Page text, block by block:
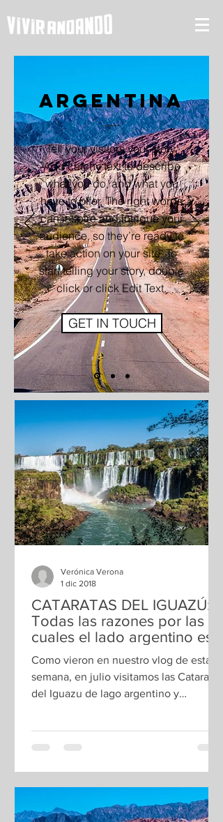
Argentina
Tell your visitors your story.
Add catchy text to describe
what you do, and what you
have to offer. The right words
can inspire and intrigue your
audience, so they’re ready to
take action on your site. To
start telling your story, double
click or click Edit Text.
GET IN TOUCH
CATARATAS DEL IGUAZÚ:
Todas las razones por las
cuales el lado argentino es
lo MÁXIMO
Como vieron en nuestro vlog de esta
semana, en julio visitamos las Cataratas
del Iguazu de lago argentino y
Verónica Verona
1 dic 2018